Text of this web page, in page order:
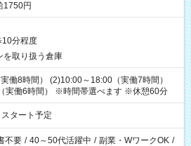
1750円
10分程度
を取り扱う倉庫
働8時間） (2)10:00～18:00（実働7時間）
実働6時間） ※時間帯選べます ※休憩60分
タート予定
不要 / 40～50代活躍中 / 副業・WワークOK /